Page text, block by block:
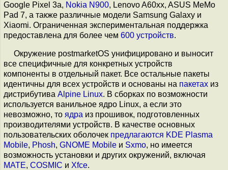
Google Pixel 3a, Nokia N900, Lenovo A60xx, ASUS MeMo
Pad 7, а также различные модели Samsung Galaxy и
Xiaomi. Ограниченная экспериментальная поддержка
предоставлена для более чем 600 устройств.
Окружение postmarketOS унифицировано и выносит
все специфичные для конкретных устройств
компоненты в отдельный пакет. Все остальные пакеты
идентичны для всех устройств и основаны на пакетах из
дистрибутива Alpine Linux. В сборках по возможности
используется ванильное ядро Linux, а если это
невозможно, то ядра из прошивок, подготовленных
производителями устройств. В качестве основных
пользовательских оболочек предлагаются KDE Plasma
Mobile, Phosh, GNOME Mobile и Sxmo, но имеется
возможность установки и других окружений, включая
MATE, COSMIC и Xfce.